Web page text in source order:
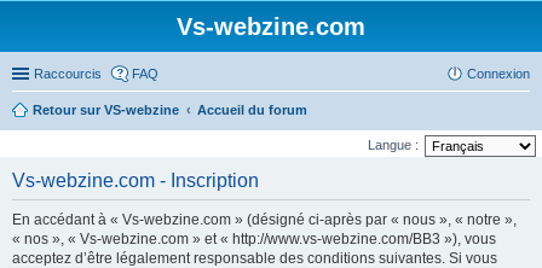
Vs-webzine.com
Raccourcis FAQ Connexion
Retour sur VS-webzine Accueil du forum
Langue :
Vs-webzine.com - Inscription
En accédant à « Vs-webzine.com » (désigné ci-après par « nous », « notre »,
« nos », « Vs-webzine.com » et « http://www.vs-webzine.com/BB3 »), vous
acceptez d’être légalement responsable des conditions suivantes. Si vous